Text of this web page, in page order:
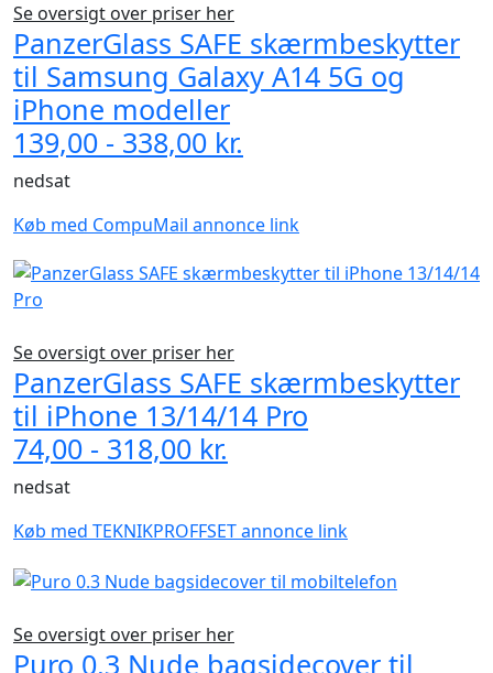
Se oversigt over priser her
PanzerGlass SAFE skærmbeskytter
til Samsung Galaxy A14 5G og
iPhone modeller
139,00 - 338,00 kr.
nedsat
Køb med CompuMail annonce link
Se oversigt over priser her
PanzerGlass SAFE skærmbeskytter
til iPhone 13/14/14 Pro
74,00 - 318,00 kr.
nedsat
Køb med TEKNIKPROFFSET annonce link
Se oversigt over priser her
Puro 0.3 Nude bagsidecover til